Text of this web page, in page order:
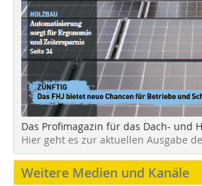
Das Profimagazin für das Dach- und
Hier geht es zur aktuellen Ausgabe
Weitere Medien und Kanäle